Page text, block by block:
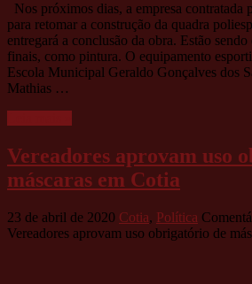
Nos próximos dias, a empresa contratada
para retomar a construção da quadra
entregará a conclusão da obra. Estão
finais, como pintura. O equipamento
Escola Municipal Geraldo Gonçalves dos
Mathias …
Vereadores aprovam uso
máscaras em Cotia
23 de abril de 2020 Cotia, Política
Vereadores aprovam uso obrigatório de